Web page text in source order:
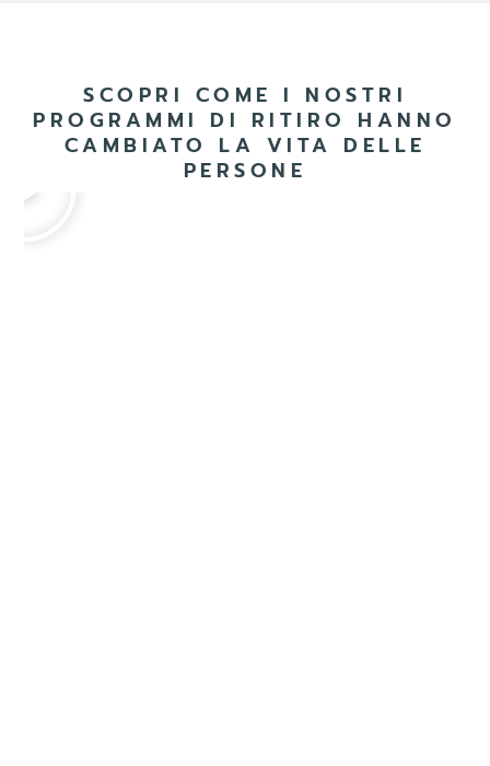
SCOPRI COME I NOSTRI
PROGRAMMI DI RITIRO HANNO
CAMBIATO LA VITA DELLE
PERSONE